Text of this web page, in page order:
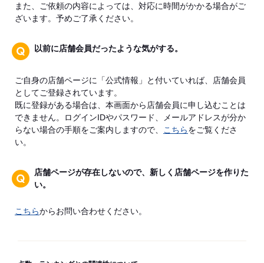
また、ご依頼の内容によっては、対応に時間がかかる場合がご
ざいます。予めご了承ください。
以前に店舗会員だったような気がする。
ご自身の店舗ページに「公式情報」と付いていれば、店舗会員
としてご登録されています。
既に登録がある場合は、本画面から店舗会員に申し込むことは
できません。ログインIDやパスワード、メールアドレスが分か
らない場合の手順をご案内しますので、
こちらをご覧くださ
い。
店舗ページが存在しないので、新しく店舗ページを作りた
い。
こちらからお問い合わせください。